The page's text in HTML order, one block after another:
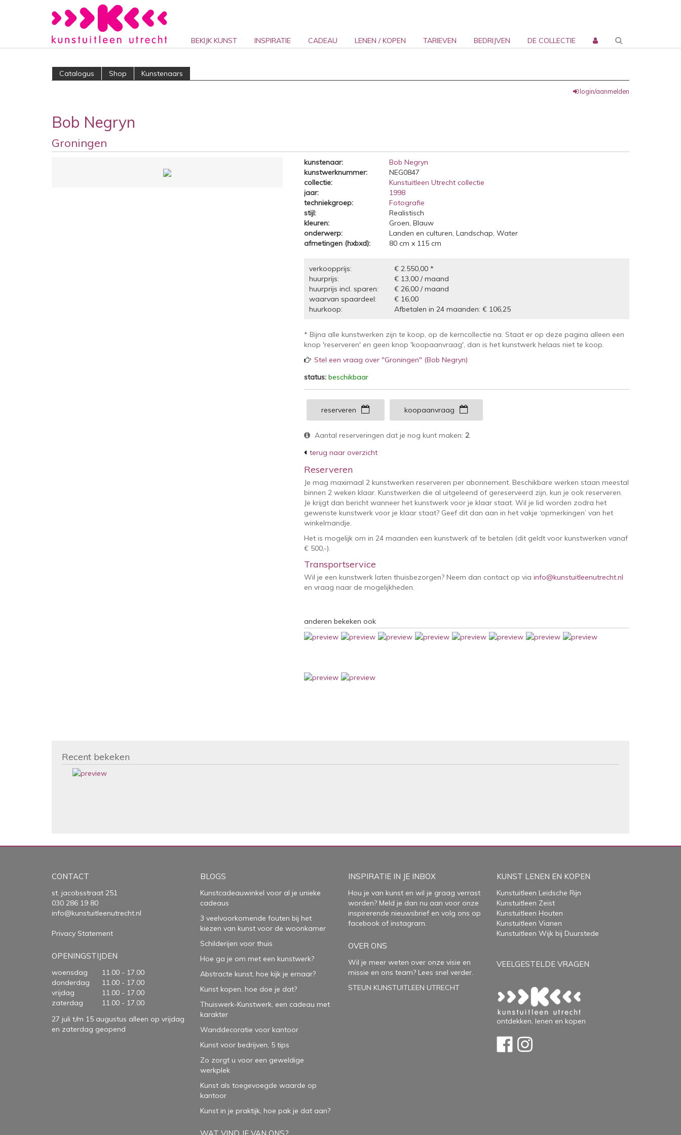
BEKIJK KUNST INSPIRATIE CADEAU LENEN / KOPEN TARIEVEN BEDRIJVEN DE COLLECTIE
Catalogus Shop Kunstenaars
login/aanmelden
Bob Negryn
Groningen
kunstenaar:
Bob Negryn
kunstwerknummer:
NEG0847
collectie:
Kunstuitleen Utrecht collectie
jaar:
1998
techniekgroep:
Fotografie
stijl:
Realistisch
kleuren:
Groen, Blauw
onderwerp:
Landen en culturen, Landschap, Water
afmetingen (hxbxd):
80 cm x 115 cm
verkoopprijs:
€ 2.550,00 *
huurprijs:
€ 13,00 / maand
huurprijs incl. sparen:
€ 26,00 / maand
waarvan spaardeel:
€ 16,00
huurkoop:
Afbetalen in 24 maanden: € 106,25
* Bijna alle kunstwerken zijn te koop, op de kerncollectie na. Staat er op deze pagina alleen een
knop 'reserveren' en geen knop 'koopaanvraag', dan is het kunstwerk helaas niet te koop.
Stel een vraag over "Groningen" (Bob Negryn)
status: beschikbaar
reserveren koopaanvraag
Aantal reserveringen dat je nog kunt maken: 2
terug naar overzicht
Reserveren
Je mag maximaal 2 kunstwerken reserveren per abonnement. Beschikbare werken staan meestal
binnen 2 weken klaar. Kunstwerken die al uitgeleend of gereserveerd zijn, kun je ook reserveren.
Je krijgt dan bericht wanneer het kunstwerk voor je klaar staat. Wil je lid worden zodra het
gewenste kunstwerk voor je klaar staat? Geef dit dan aan in het vakje ‘opmerkingen’ van het
winkelmandje.
Het is mogelijk om in 24 maanden een kunstwerk af te betalen (dit geldt voor kunstwerken vanaf
€ 500,-).
Transportservice
Wil je een kunstwerk laten thuisbezorgen? Neem dan contact op via info@kunstuitleenutrecht.nl
en vraag naar de mogelijkheden.
anderen bekeken ook
Recent bekeken
CONTACT
st. jacobsstraat 251
030 286 19 80
info@kunstuitleenutrecht.nl
Privacy Statement
OPENINGSTIJDEN
woensdag
11.00 - 17.00
donderdag
11.00 - 17.00
vrijdag
11.00 - 17.00
zaterdag
11.00 - 17.00
27 juli t/m 15 augustus alleen op vrijdag
en zaterdag geopend
BLOGS
Kunstcadeauwinkel voor al je unieke
cadeaus
3 veelvoorkomende fouten bij het
kiezen van kunst voor de woonkamer
Schilderijen voor thuis
Hoe ga je om met een kunstwerk?
Abstracte kunst, hoe kijk je ernaar?
Kunst kopen, hoe doe je dat?
Thuiswerk-Kunstwerk, een cadeau met
karakter
Wanddecoratie voor kantoor
Kunst voor bedrijven, 5 tips
Zo zorgt u voor een geweldige
werkplek
Kunst als toegevoegde waarde op
kantoor
Kunst in je praktijk, hoe pak je dat aan?
WAT VIND JE VAN ONS?
INSPIRATIE IN JE INBOX
Hou je van kunst en wil je graag verrast
worden? Meld je dan nu aan voor onze
inspirerende nieuwsbrief en volg ons op
facebook of instagram
OVER ONS
Wil je meer weten over onze visie en
missie en ons team? Lees snel verder.
STEUN KUNSTUITLEEN UTRECHT
KUNST LENEN EN KOPEN
Kunstuitleen Leidsche Rijn
Kunstuitleen Zeist
Kunstuitleen Houten
Kunstuitleen Vianen
Kunstuitleen Wijk bij Duurstede
VEELGESTELDE VRAGEN
ontdekken, lenen en kopen